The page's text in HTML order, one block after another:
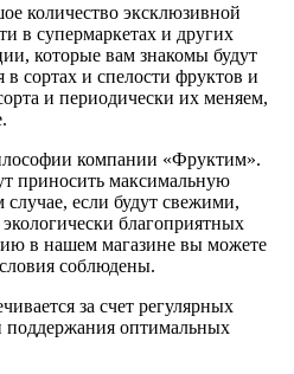
количество эксклюзивной
в супермаркетах и других
которые вам знакомы будут
сортах и спелости фруктов и
и периодически их меняем,
компании «Фруктим».
приносить максимальную
случае, если будут свежими,
благоприятных
в нашем магазине вы можете
соблюдены.
за счет регулярных
поддержания оптимальных